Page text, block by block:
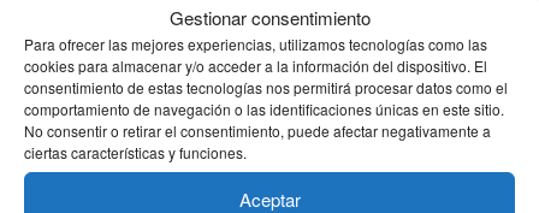
Gestionar consentimiento
Para ofrecer las mejores experiencias, utilizamos tecnologías como las
cookies para almacenar y/o acceder a la información del dispositivo. El
consentimiento de estas tecnologías nos permitirá procesar datos como el
comportamiento de navegación o las identificaciones únicas en este sitio.
No consentir o retirar el consentimiento, puede afectar negativamente a
ciertas características y funciones.
Aceptar
Publicidad Aviso Legal
Política de privacidad
Política de cookies
Unpu Group Solutions SL
El Periódico de Ceuta - Medio de Comunicación